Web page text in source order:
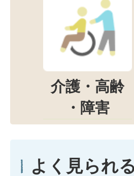
介護・高齢
・障害
よく見られ